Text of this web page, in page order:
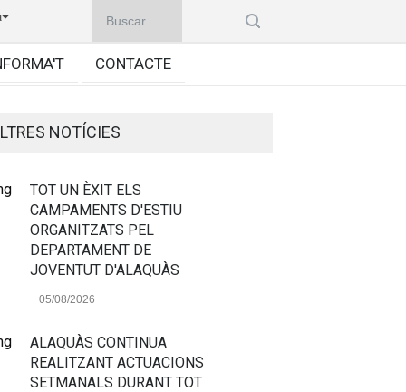
CONTACTE
NOTÍCIES
TOT UN ÈXIT ELS
CAMPAMENTS D'ESTIU
ORGANITZATS PEL
DEPARTAMENT DE
JOVENTUT D'ALAQUÀS
05/08/2026
ALAQUÀS CONTINUA
REALITZANT ACTUACIONS
SETMANALS DURANT TOT